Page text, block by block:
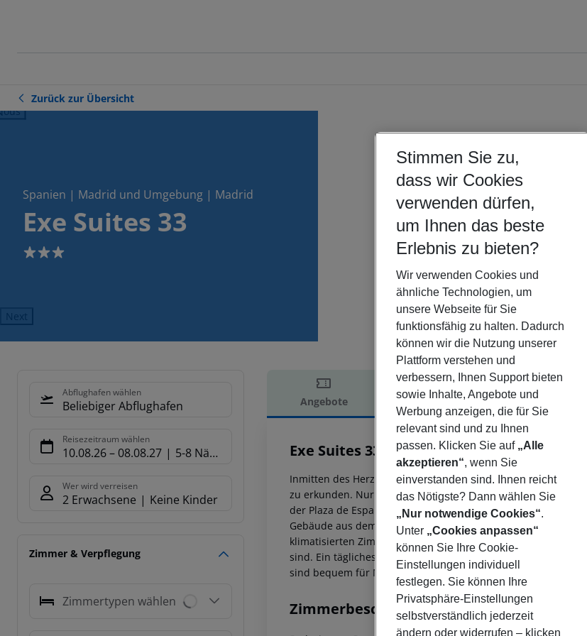
Zurück zur Übersicht
Spanien | Madrid und Umgebung | Madrid
Exe Suites 33
3
Next
Abflughafen wählen
Beliebiger Abflughafen
Reisezeitraum wählen
10.08.26– 08.08.27 5-8 Nächte
Wer wird verreisen
2 Erwachsene Keine Kinder
Zimmer & Verpflegung
Zimmertypen wählen
Angebote Hotelbeschreibung
Hotelbeschreibung
Exe Suites 33
Inmitten des Herzen von Madrid gelegen, bietet dieses
zu erkunden. Nur einen kurzen Spaziergang von den
der Plaza de España, der Puerta del Sol und der Gran Vía
Gebäude aus dem 19. Jahrhundert, das historischen
klimatisierten Zimmer zu schätzen wissen, die
sind. Ein tägliches Frühstücksbuffet mit süßen und
sind bequem für Mittag- und Abendessen erreichbar.
Zimmerbeschreibung
Stimmen Sie zu,
dass wir Cookies
verwenden dürfen,
um Ihnen das beste
Erlebnis zu bieten?
Wir verwenden Cookies und
ähnliche Technologien, um
unsere Webseite für Sie
funktionsfähig zu halten. Dadurch
können wir die Nutzung unserer
Plattform verstehen und
verbessern, Ihnen Support bieten
sowie Inhalte, Angebote und
Werbung anzeigen, die für Sie
relevant sind und zu Ihnen
passen. Klicken Sie auf „Alle
akzeptieren“, wenn Sie
einverstanden sind. Ihnen reicht
das Nötigste? Dann wählen Sie
„Nur notwendige Cookies“.
Unter „Cookies anpassen“
können Sie Ihre Cookie-
Einstellungen individuell
festlegen. Sie können Ihre
Privatsphäre-Einstellungen
selbstverständlich jederzeit
ändern oder widerrufen – klicken